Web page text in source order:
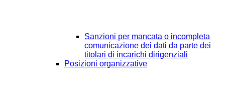
Sanzioni per mancata o incompleta
comunicazione dei dati da parte dei
titolari di incarichi dirigenziali
Posizioni organizzative